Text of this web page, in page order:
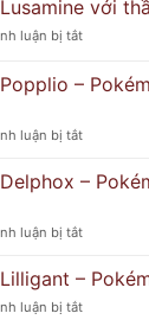
Hình
Dễ
Bí
với
luận bị tắtở
ảnh
Lusamine
thần
đoán
–
luận bị tắtở
ảnh
Popplio
Pokémon
cẩu
nghịch
–
luận bị tắtở
ảnh
Delphox
–
–
luận bị tắtở